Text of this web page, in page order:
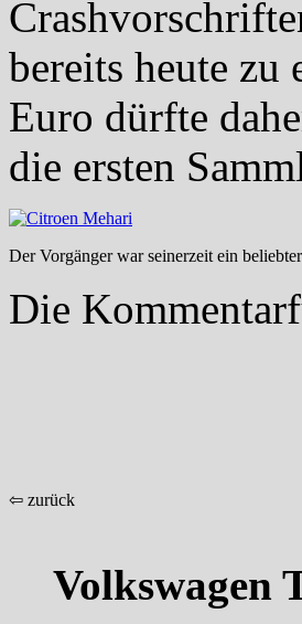
bereits heute zu
Euro dürfte
die ersten
Der Vorgänger war seinerzeit ein
Die
⇦ zurück
Volkswagen